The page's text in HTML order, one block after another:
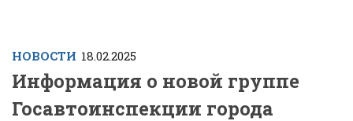
НОВОСТИ 18.02.2025
Информация о новой группе
Госавтоинспекции города